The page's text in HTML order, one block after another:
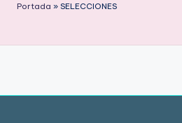
Portada » SELECCIONES